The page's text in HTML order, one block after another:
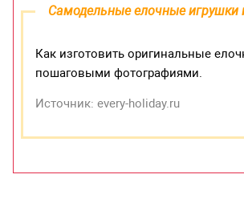
Самодельные елочные игрушки
Как изготовить оригинальные
пошаговыми фотографиями.
Источник: every-holiday.ru